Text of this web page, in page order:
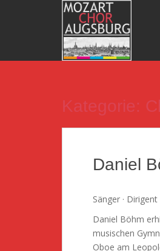
t
Kategorie:
Daniel
Sänger ·
Daniel Böhm
musischen
Oboe am